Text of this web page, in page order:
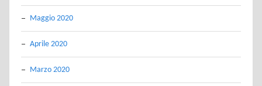
Maggio 2020
Aprile 2020
Marzo 2020